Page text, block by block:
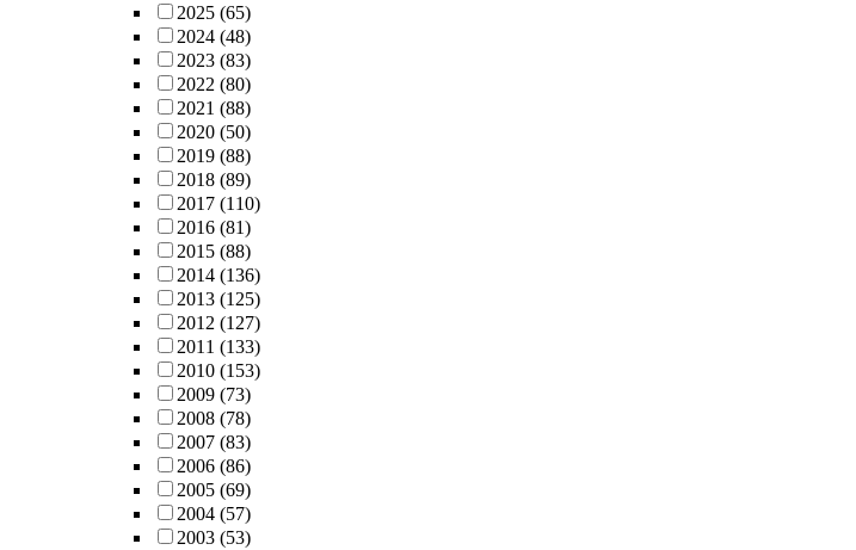
2025 (65)
2024 (48)
2023 (83)
2022 (80)
2021 (88)
2020 (50)
2019 (88)
2018 (89)
2017 (110)
2016 (81)
2015 (88)
2014 (136)
2013 (125)
2012 (127)
2011 (133)
2010 (153)
2009 (73)
2008 (78)
2007 (83)
2006 (86)
2005 (69)
2004 (57)
2003 (53)